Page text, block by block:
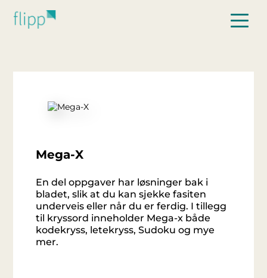
Mega-X
En del oppgaver har løsninger bak i
bladet, slik at du kan sjekke fasiten
underveis eller når du er ferdig. I tillegg
til kryssord inneholder Mega-x både
kodekryss, letekryss, Sudoku og mye
mer.